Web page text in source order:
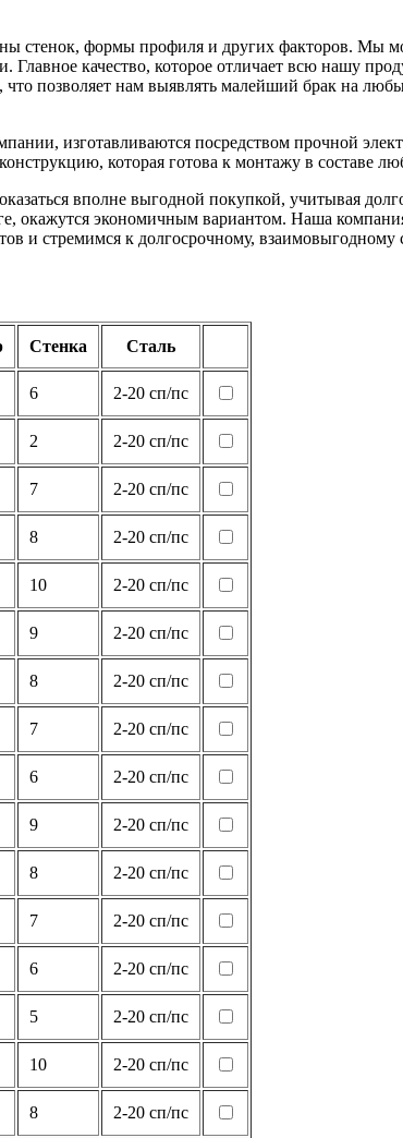
стенок, формы профиля и других факторов. Мы
качество, которое отличает всю нашу
позволяет нам выявлять малейший брак на
изготавливаются посредством прочной
которая готова к монтажу в составе
вполне выгодной покупкой, учитывая
окажутся экономичным вариантом. Наша
и стремимся к долгосрочному, взаимовыгодному
Стенка Сталь
6 2-20 сп/пс
2 2-20 сп/пс
7 2-20 сп/пс
8 2-20 сп/пс
10 2-20 сп/пс
9 2-20 сп/пс
8 2-20 сп/пс
7 2-20 сп/пс
6 2-20 сп/пс
9 2-20 сп/пс
8 2-20 сп/пс
7 2-20 сп/пс
6 2-20 сп/пс
5 2-20 сп/пс
10 2-20 сп/пс
8 2-20 сп/пс